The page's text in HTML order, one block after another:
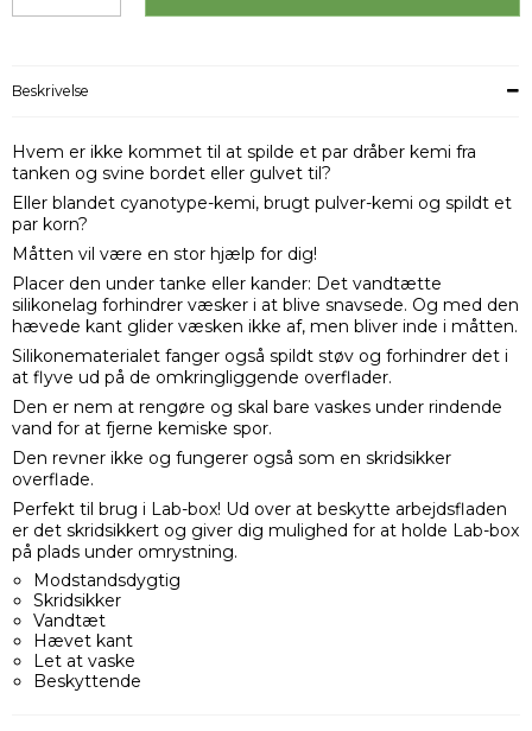
Beskrivelse
Hvem er ikke kommet til at spilde et par dråber kemi fra
tanken og svine bordet eller gulvet til?
Eller blandet cyanotype-kemi, brugt pulver-kemi og spildt et
par korn?
Måtten vil være en stor hjælp for dig!
Placer den under tanke eller kander: Det vandtætte
silikonelag forhindrer væsker i at blive snavsede. Og med den
hævede kant glider væsken ikke af, men bliver inde i måtten.
Silikonematerialet fanger også spildt støv og forhindrer det i
at flyve ud på de omkringliggende overflader.
Den er nem at rengøre og skal bare vaskes under rindende
vand for at fjerne kemiske spor.
Den revner ikke og fungerer også som en skridsikker
overflade.
Perfekt til brug i Lab-box! Ud over at beskytte arbejdsfladen
er det skridsikkert og giver dig mulighed for at holde Lab-box
på plads under omrystning.
Modstandsdygtig
Skridsikker
Vandtæt
Hævet kant
Let at vaske
Beskyttende